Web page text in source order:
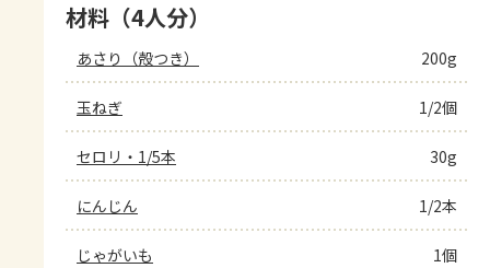
材料（4人分）
あさり（殻つき） 200g
玉ねぎ 1/2個
セロリ・1/5本 30g
にんじん 1/2本
じゃがいも 1個